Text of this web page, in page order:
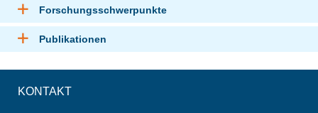
Forschungsschwerpunkte
Publikationen
KONTAKT